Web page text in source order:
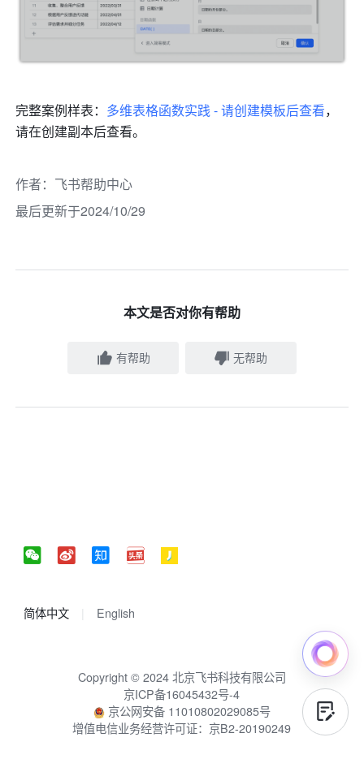
完整案例样表： 多维表格函数实践 - 请创建模板后查看，
请在创建副本后查看。
作者： 飞书帮助中心
最后更新于2024/10/29
本文是否对你有帮助
有帮助 无帮助
简体中文 English
Copyright © 2024 北京飞书科技有限公司
京ICP备16045432号-4
京公网安备 11010802029085号
增值电信业务经营许可证：京B2-20190249